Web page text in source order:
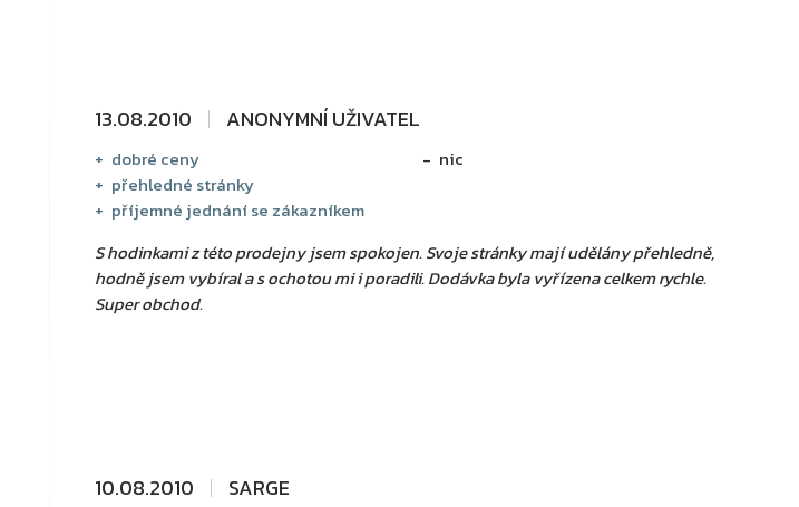
13.08.2010 ANONYMNÍ UŽIVATEL
dobré ceny
přehledné stránky
příjemné jednání se zákazníkem
nic
S hodinkami z této prodejny jsem spokojen. Svoje stránky mají udělány přehledně,
hodně jsem vybíral a s ochotou mi i poradili. Dodávka byla vyřízena celkem rychle.
Super obchod.
10.08.2010 SARGE